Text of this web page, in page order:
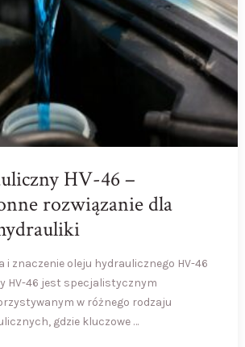
HV-46 –
rozwiązanie dla
znaczenie oleju hydraulicznego HV-46
HV-46 jest specjalistycznym
w różnego rodzaju
gdzie kluczowe …